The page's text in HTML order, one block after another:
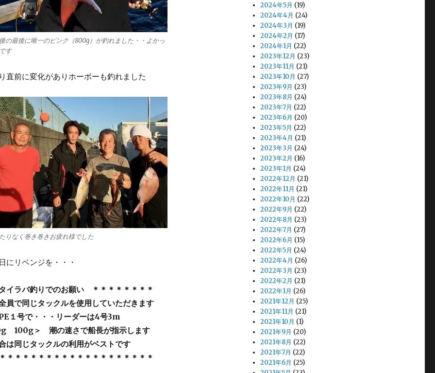
の最後に唯一のピンク（800g）が釣れました・・よかっ
す
直前に変化がありホーボーも釣れました
りなく巻き巻きお疲れ様でした
にリベンジを・・・
イラバ釣りでのお願い ＊＊＊＊＊＊＊＊
員で同じタックルを使用していただきます
１号で・・・リーダーは4号3m
100g＞ 潮の速さで船長が指示します
は同じタックルの利用がベストです
＊＊＊＊＊＊＊＊＊＊＊＊＊＊＊＊＊＊＊
2024年5月 (19)
2024年4月 (24)
2024年3月 (19)
2024年2月 (17)
2024年1月 (22)
2023年12月 (23)
2023年11月 (21)
2023年10月 (27)
2023年9月 (23)
2023年8月 (24)
2023年7月 (22)
2023年6月 (20)
2023年5月 (22)
2023年4月 (21)
2023年3月 (24)
2023年2月 (16)
2023年1月 (24)
2022年12月 (21)
2022年11月 (21)
2022年10月 (22)
2022年9月 (22)
2022年8月 (23)
2022年7月 (27)
2022年6月 (15)
2022年5月 (24)
2022年4月 (26)
2022年3月 (23)
2022年2月 (21)
2022年1月 (26)
2021年12月 (25)
2021年11月 (21)
2021年10月 (1)
2021年9月 (20)
2021年8月 (22)
2021年7月 (22)
2021年6月 (25)